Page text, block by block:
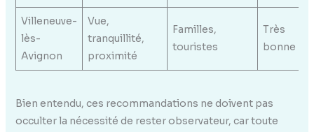
Villeneuve-
lès-
Avignon
Vue,
tranquillité,
proximité
Familles,
touristes
Très
bonne
Bien entendu, ces recommandations ne doivent pas
occulter la nécessité de rester observateur, car toute